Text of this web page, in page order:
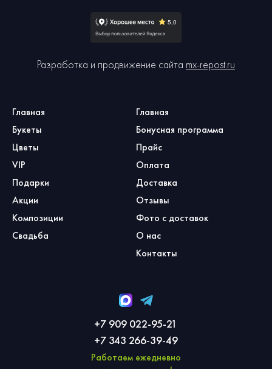
Главная
Букеты
Цветы
VIP
Подарки
Акции
Композиции
Свадьба
Главная
Бонусная программа
Прайс
Оплата
Доставка
Отзывы
Фото с доставок
О нас
Контакты
Разработка и продвижение сайта mx-repost.ru
+7 909 022-95-21
+7 343 266-39-49
Работаем ежедневно